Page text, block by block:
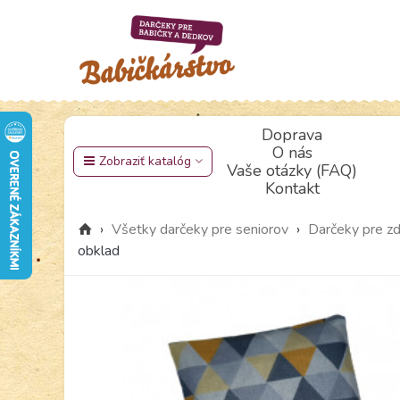
Zobraziť katalóg
Doprava
O nás
Vaše otázky (FAQ)
Kontakt
› Všetky darčeky pre seniorov › Darčeky pre
obklad